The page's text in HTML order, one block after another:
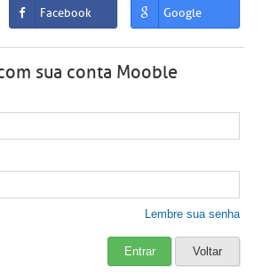
Facebook Google
sua conta Mooble
Lembre sua senha
Entrar Voltar